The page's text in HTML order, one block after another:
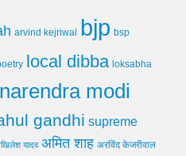
arvind kejriwal bjp bsp
local dibba loksabha
narendra modi
gandhi supreme
यादव अमित शाह अरविंद केजरीवाल